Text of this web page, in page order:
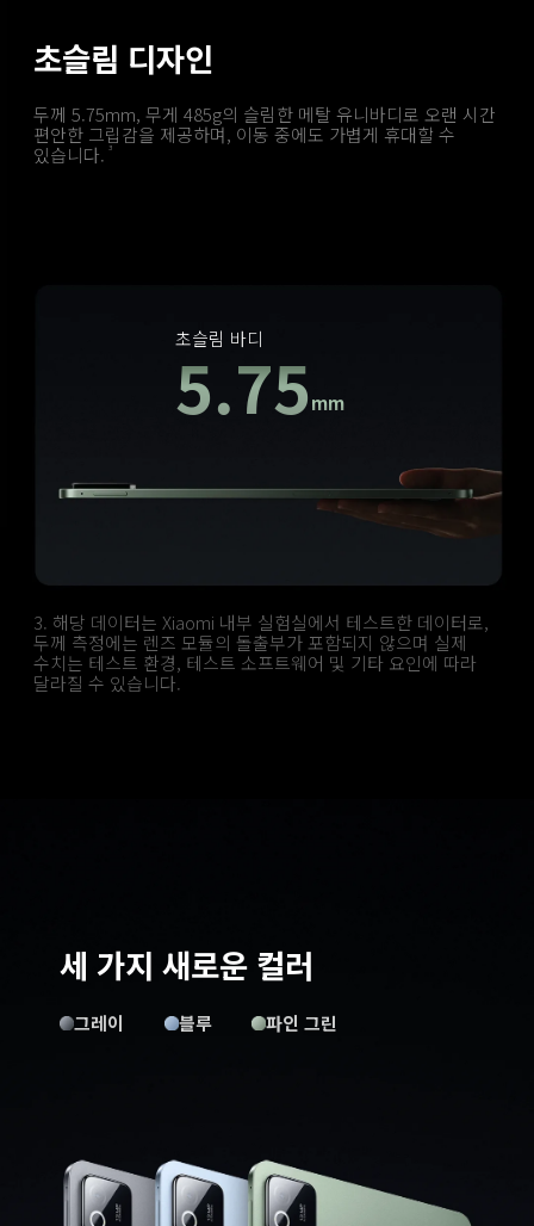
초슬림 디자인
두께 5.75mm, 무게 485g의 슬림한 메탈 유니바디로 오랜 시간
편안한 그립감을 제공하며, 이동 중에도 가볍게 휴대할 수
있습니다. 3
초슬림 바디
5.75mm
3. 해당 데이터는 Xiaomi 내부 실험실에서 테스트한 데이터로,
두께 측정에는 렌즈 모듈의 돌출부가 포함되지 않으며 실제
수치는 테스트 환경, 테스트 소프트웨어 및 기타 요인에 따라
달라질 수 있습니다.
세 가지 새로운 컬러
그레이 블루 파인 그린